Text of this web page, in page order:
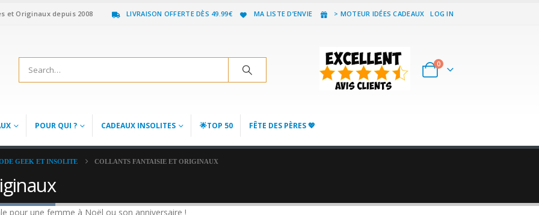
et Originaux depuis 2008 LIVRAISON OFFERTE DÈS 49.99€ MA LISTE D’ENVIE > MOTEUR IDÉES CADEAUX LOG IN
0
POUR QUI ? CADEAUX INSOLITES 🌟TOP 50 FÊTE DES PÈRES 💖
GEEK ET INSOLITE COLLANTS FANTAISIE ET ORIGINAUX
pour une femme à Noël ou son anniversaire !